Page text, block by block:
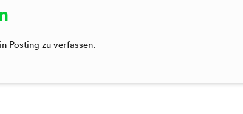
Posting zu verfassen.